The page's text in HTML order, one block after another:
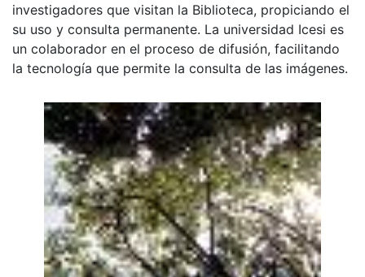
investigadores que visitan la Biblioteca, propiciando el
su uso y consulta permanente. La universidad Icesi es
un colaborador en el proceso de difusión, facilitando
la tecnología que permite la consulta de las imágenes.